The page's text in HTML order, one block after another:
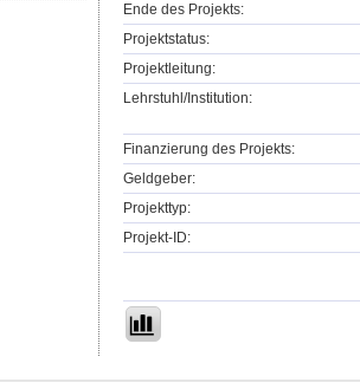
Ende des Projekts:
Projektstatus:
Projektleitung:
Lehrstuhl/Institution:
Finanzierung des Projekts:
Geldgeber:
Projekttyp:
Projekt-ID: